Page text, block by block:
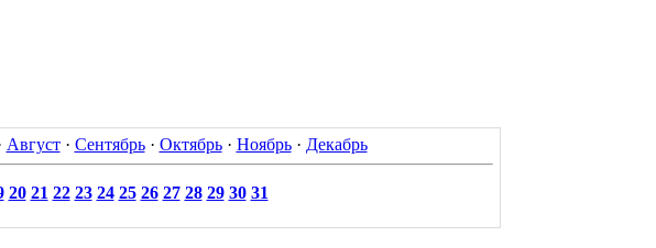
Август· Сентябрь· Октябрь· Ноябрь· Декабрь
20 21 22 23 24 25 26 27 28 29 30 31